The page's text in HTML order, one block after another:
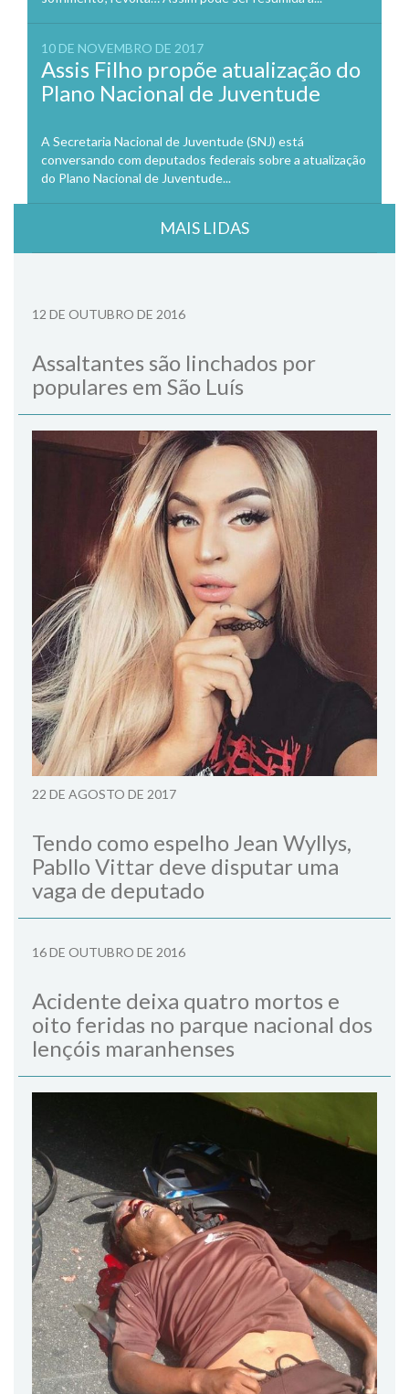
10 DE NOVEMBRO DE 2017
Assis Filho propõe atualização do
Plano Nacional de Juventude
A Secretaria Nacional de Juventude (SNJ) está
conversando com deputados federais sobre a atualização
do Plano Nacional de Juventude...
MAIS LIDAS
12 DE OUTUBRO DE 2016
Assaltantes são linchados por
populares em São Luís
22 DE AGOSTO DE 2017
Tendo como espelho Jean Wyllys,
Pabllo Vittar deve disputar uma
vaga de deputado
16 DE OUTUBRO DE 2016
Acidente deixa quatro mortos e
oito feridas no parque nacional dos
lençóis maranhenses